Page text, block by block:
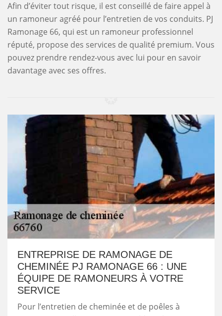
Afin d’éviter tout risque, il est conseillé de faire appel à
un ramoneur agréé pour l’entretien de vos conduits. PJ
Ramonage 66, qui est un ramoneur professionnel
réputé, propose des services de qualité premium. Vous
pouvez prendre rendez-vous avec lui pour en savoir
davantage avec ses offres.
ENTREPRISE DE RAMONAGE DE
CHEMINÉE PJ RAMONAGE 66 : UNE
ÉQUIPE DE RAMONEURS À VOTRE
SERVICE
Pour l’entretien de cheminée et de poêles à